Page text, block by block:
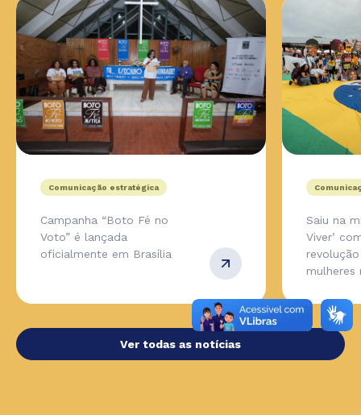
Comunicação estratégica
Campanha “Boto Fé no
Voto” é lançada
oficialmente em Brasília
Saiu na
Viver’
mulheres
Ver todas as notícias